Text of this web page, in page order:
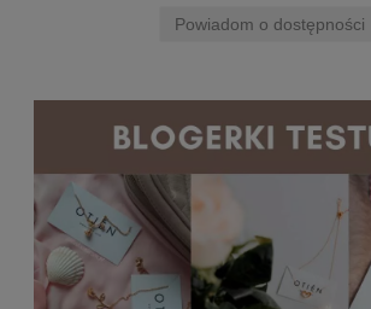
Powiadom o dostępności